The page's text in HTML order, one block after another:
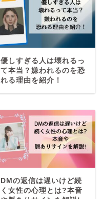
優しすぎる人は壊れるっ
て本当？嫌われるのを恐
れる理由を紹介！
DMの返信は遅いけど続
く女性の心理とは?本音